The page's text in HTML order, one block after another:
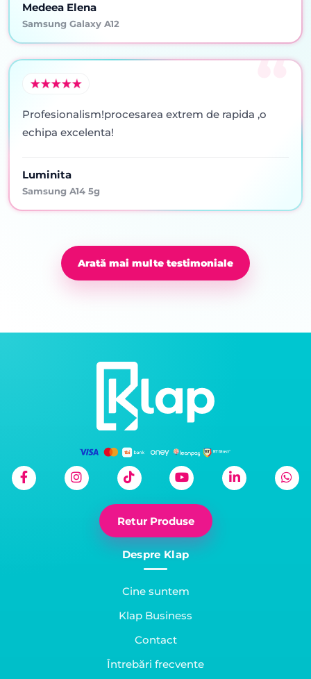
Medeea Elena
Samsung Galaxy A12
Profesionalism!procesarea extrem de rapida ,o
echipa excelenta!
Luminita
Samsung A14 5g
Arată mai multe testimoniale
Retur Produse
Despre Klap
Cine suntem
Klap Business
Contact
Întrebări frecvente